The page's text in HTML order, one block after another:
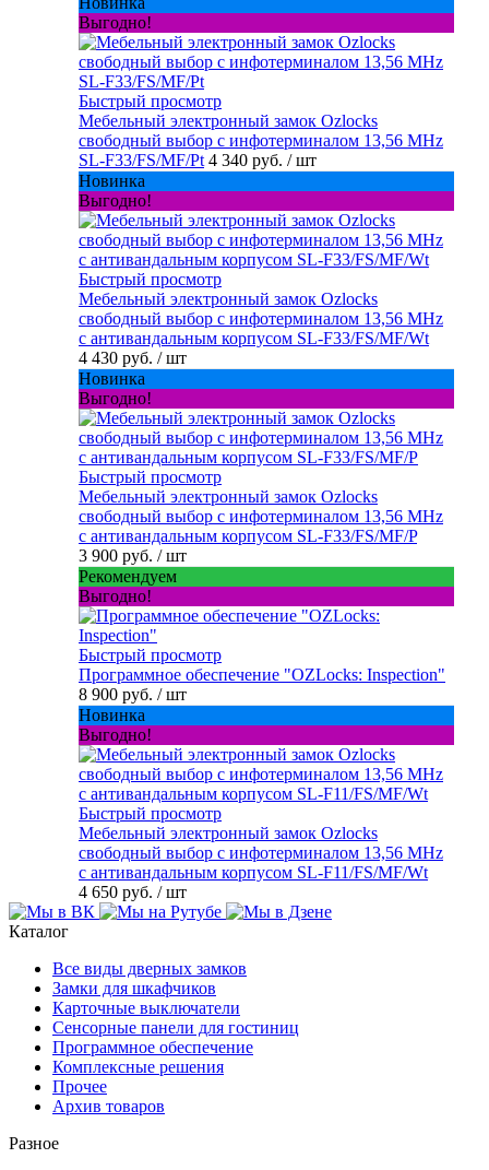
Выгодно!
Быстрый просмотр
Мебельный электронный замок Ozlocks
свободный выбор с инфотерминалом 13,56 MHz
SL-F33/FS/MF/Pt 4 340 руб. / шт
Новинка
Выгодно!
Быстрый просмотр
Мебельный электронный замок Ozlocks
свободный выбор с инфотерминалом 13,56 MHz
с антивандальным корпусом SL-F33/FS/MF/Wt
4 430 руб. / шт
Новинка
Выгодно!
Быстрый просмотр
Мебельный электронный замок Ozlocks
свободный выбор с инфотерминалом 13,56 MHz
с антивандальным корпусом SL-F33/FS/MF/P
3 900 руб. / шт
Рекомендуем
Выгодно!
Быстрый просмотр
Программное обеспечение "OZLocks: Inspection"
8 900 руб. / шт
Новинка
Выгодно!
Быстрый просмотр
Мебельный электронный замок Ozlocks
свободный выбор с инфотерминалом 13,56 MHz
с антивандальным корпусом SL-F11/FS/MF/Wt
4 650 руб. / шт
Каталог
Все виды дверных замков
Замки для шкафчиков
Карточные выключатели
Сенсорные панели для гостиниц
Программное обеспечение
Комплексные решения
Прочее
Архив товаров
Разное